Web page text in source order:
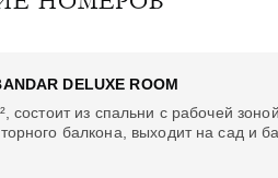
DELUXE ROOM
состоит из спальни с рабочей
балкона, выходит на сад и